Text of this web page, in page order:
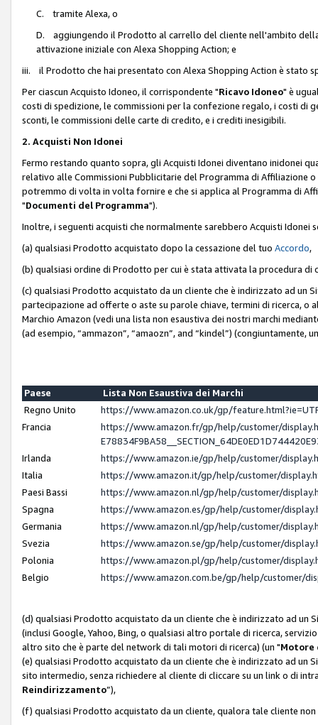
C. tramite Alexa, o
D. aggiungendo il Prodotto al carrello del cliente nell'ambito
attivazione iniziale con Alexa Shopping Action; e
iii. il Prodotto che hai presentato con Alexa Shopping Action è stato
Per ciascun Acquisto Idoneo, il corrispondente "Ricavo Idoneo" è
costi di spedizione, le commissioni per la confezione regalo, i costi di
sconti, le commissioni delle carte di credito, e i crediti inesigibili.
2. Acquisti Non Idonei
Fermo restando quanto sopra, gli Acquisti Idonei diventano inidonei
relativo alle Commissioni Pubblicitarie del Programma di Affiliazione
potremmo di volta in volta fornire e che si applica al Programma di
"Documenti del Programma").
Inoltre, i seguenti acquisti che normalmente sarebbero Acquisti
(a) qualsiasi Prodotto acquistato dopo la cessazione del tuo Accordo,
(b) qualsiasi ordine di Prodotto per cui è stata attivata la procedura di
(c) qualsiasi Prodotto acquistato da un cliente che è indirizzato ad un
partecipazione ad offerte o aste su parole chiave, termini di ricerca,
Marchio Amazon (vedi una lista non esaustiva dei nostri marchi
(ad esempio, “ammazon”, “amaozn”, and “kindel”) (congiuntamente,
Paese
Lista Non Esaustiva dei Marchi
Regno Unito
https://www.amazon.co.uk/gp/
Francia
https://www.amazon.fr/gp/help/customer/
Irlanda
https://www.amazon.ie/gp/help/customer/
Italia
https://www.amazon.it/gp/help/customer/
Paesi Bassi
https://www.amazon.nl/gp/help/customer/
Spagna
https://www.amazon.es/gp/help/customer/
Germania
https://www.amazon.nl/gp/help/customer/
Svezia
https://www.amazon.se/gp/help/customer/
Polonia
https://www.amazon.pl/gp/help/customer/
Belgio
https://www.amazon.com.be/gp/help/customer/
(d) qualsiasi Prodotto acquistato da un cliente che è indirizzato ad un
(inclusi Google, Yahoo, Bing, o qualsiasi altro portale di ricerca,
altro sito che è parte del network di tali motori di ricerca) (un "Motore
(e) qualsiasi Prodotto acquistato da un cliente che è indirizzato ad un
sito intermedio, senza richiedere al cliente di cliccare su un link o di
Reindirizzamento”),
(f) qualsiasi Prodotto acquistato da un cliente, qualora tale cliente